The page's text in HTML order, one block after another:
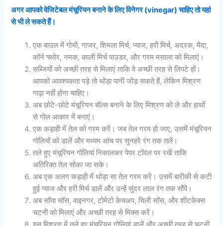
अगर आपको वेजिटेबल मंचूरियन बनाने के लिए विनेगर (vinegar) चाहिए तो यहां
से भी ले सकते हैं।
एक बाउल में गोभी, गाजर, शिमला मिर्च, प्याज, हरी मिर्च, अदरक, मैदा,
कॉर्न फ्लोर, नमक, काली मिर्च पाउडर, और गरम मसाला को मिलाएं।
सब्जियों को अच्छी तरह से मिलाएं ताकि वे अच्छी तरह से लिपटे हों।
आपको आवश्यकता पड़े तो थोड़ा पानी जोड़ सकते हैं, लेकिन मिश्रण
गाढ़ा नहीं होना चाहिए।
अब छोटे-छोटे मंचूरियन बॉल्स बनाने के लिए मिश्रण को ले और हाथों
से गोल आकार में बनाएं।
एक कड़ाही में तेल को गरम करें। जब तेल गरम हो जाए, उसमें मंचूरियन
गोलियों को डालें और मध्यम आंच पर सुनहरे रंग तक तलें।
तले हुए मंचूरियन गोलियां निकालकर पेपर टॉवल पर रखें ताकि
अतिरिक्त तेल सोका जा सके।
अब एक अलग कड़ाही में थोड़ा सा तेल गरम करें। उसमें बारीकी से कटी
हुई प्याज और हरी मिर्च डालें और उन्हें सुंदर लाल रंग तक सौंपें।
अब सॉया सॉस, वाइनगर, टोमेटो केचअप, चिली सॉस, और शीटकेक्स
चटनी को मिलाएं और अच्छी तरह से मिक्स करें।